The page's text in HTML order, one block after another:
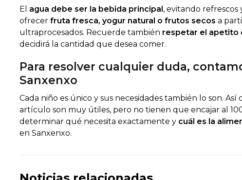
El agua debe ser la bebida principal, evitando refrescos
ofrecerfruta fresca, yogur natural o frutos secos a
ultraprocesados. Recuerde también respetar el apetito
decidirá la cantidad que desea comer.
Para resolver cualquier duda,
Sanxenxo
Cada niño es único y sus necesidades también lo son.
artículo son muy útiles, pero no tienen que encajar al
determinar qué necesita exactamente y cuál es la
en Sanxenxo.